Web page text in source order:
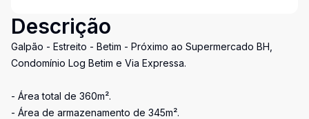
Descrição
Galpão - Estreito - Betim - Próximo ao Supermercado BH,
Condomínio Log Betim e Via Expressa.
- Área total de 360m².
- Área de armazenamento de 345m².